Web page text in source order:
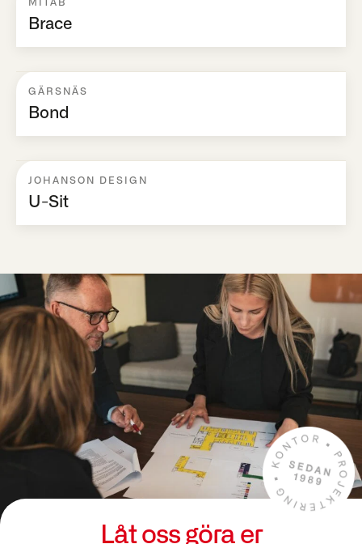
MITAB
Brace
GÄRSNÄS
Bond
JOHANSON DESIGN
U-Sit
Låt oss göra er